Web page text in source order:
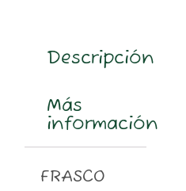
Descripción
Más
información
FRASCO